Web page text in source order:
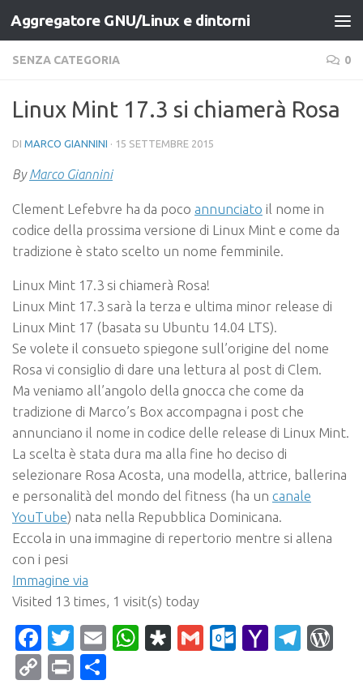
Salta al contenuto
Aggregatore GNU/Linux e dintorni
SENZA CATEGORIA 0
Linux Mint 17.3 si chiamerà Rosa
DI MARCO GIANNINI · 15 SETTEMBRE 2015
ByMarco Giannini
Clement Lefebvre ha da poco annunciato il nome in
codice della prossima versione di Linux Mint e come da
tradizione è stato scelto un nome femminile.
Linux Mint 17.3 si chiamerà Rosa!
Linux Mint 17.3 sarà la terza e ultima minor release di
Linux Mint 17 (basata su Ubuntu 14.04 LTS).
Se volete il consueto spiegone sull’origine del nome
Rosa vi consiglio di dare una lettura al post di Clem.
Ma veniamo all’angolo della gnocca che come da
tradizione di Marco’s Box accompagna i post che
annunciano il nome in codice delle release di Linux Mint.
La scelta è stata dura ma alla fine ho deciso di
selezionare Rosa Acosta, una modella, attrice, ballerina
e personalità del mondo del fitness (ha un canale
YouTube) nata nella Repubblica Dominicana.
Eccola in una immagine di repertorio mentre si allena
con i pesi
Immagine via
Visited 13 times, 1 visit(s) today
Facebook
Twitter
EmailWhatsApp
Diaspora
Gmail Yahoo
CopyPrint